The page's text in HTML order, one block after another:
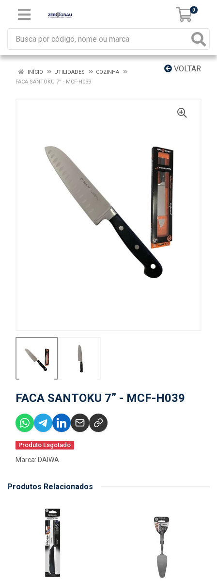
0
VOLTAR
INÍCIO UTILIDADES
COZINHA
FACA SANTOKU 7” - MCF-H039
FACA SANTOKU 7” - MCF-H039
Produto Esgotado
Marca: DAIWA
Produtos Relacionados